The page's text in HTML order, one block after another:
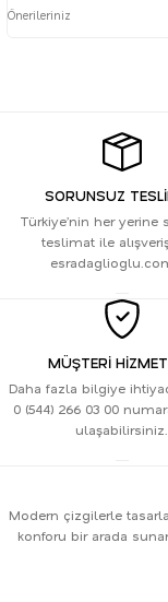
Önerileriniz
SORUNSUZ
Türkiye’nin her yerine
teslimat ile
MÜŞTERİ
Daha fazla bilgiye
0 (544) 266 03 00
ulaşabilirsiniz.
Modern çizgilerle
konforu bir arada